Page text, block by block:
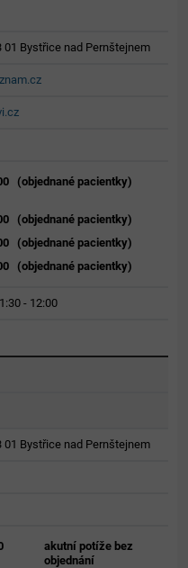
01 Bystřice nad Pernštejnem
(objednané pacientky)
(objednané pacientky)
(objednané pacientky)
(objednané pacientky)
- 12:00
01 Bystřice nad Pernštejnem
akutní potíže bez
objednání